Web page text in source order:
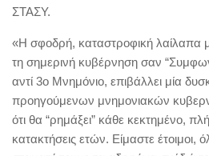
ΣΤΑΣΥ.
«Η σφοδρή, καταστροφική λαίλαπα
τη σημερινή κυβέρνηση σαν
αντί 3ο Μνημόνιο, επιβάλλει μία
προηγούμενων μνημονιακών
ότι θα “ρημάξει” κάθε κεκτημένο,
κατακτήσεις ετών. Είμαστε έτοιμοι,